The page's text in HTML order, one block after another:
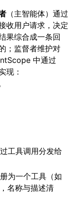
（主智能体）通过
收用户请求，决定
果综合成一条回
；监督者维护对
中通过
现：
工具调用分发给
为一个工具（如
名称与描述清